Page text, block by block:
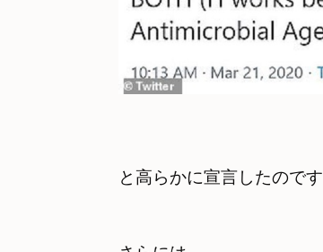
と高らかに宣言したのです